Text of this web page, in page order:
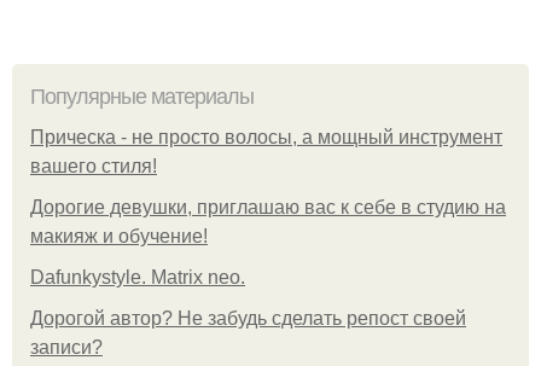
Популярные материалы
Прическа - не просто волосы, а мощный инструмент
вашего стиля!
Дорогие девушки, приглашаю вас к себе в студию на
макияж и обучение!
Dafunkystyle. Matrix neo.
Дорогой автор? Не забудь сделать репост своей
записи?